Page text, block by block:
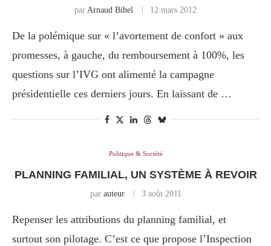
par Arnaud Bihel 12 mars 2012
De la polémique sur « l’avortement de confort » aux
promesses, à gauche, du remboursement à 100%, les
questions sur l’IVG ont alimenté la campagne
présidentielle ces derniers jours. En laissant de …
Politique & Société
PLANNING FAMILIAL, UN SYSTÈME À REVOIR
par auteur 3 août 2011
Repenser les attributions du planning familial, et
surtout son pilotage. C’est ce que propose l’Inspection